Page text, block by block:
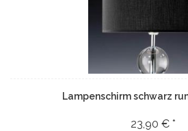
Lampenschirm schwarz
23,90 € *